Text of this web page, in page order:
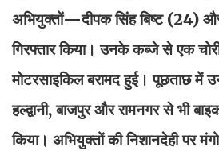
अभियुक्तों—दीपक सिंह बिष्ट
गिरफ्तार किया। उनके कब्जे से एक
मोटरसाइकिल बरामद हुई। पूछताछ में
हल्द्वानी, बाजपुर और रामनगर से भी
किया। अभियुक्तों की निशानदेही पर